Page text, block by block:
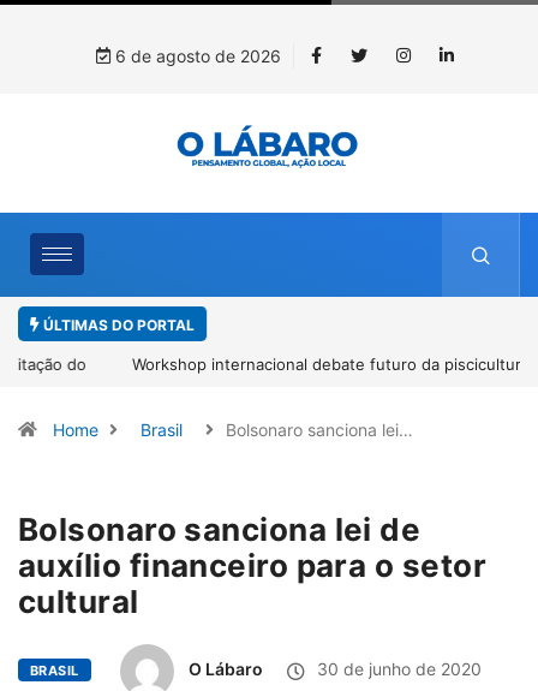
6 de agosto de 2026
ÚLTIMAS DO PORTAL
Workshop internacional debate futuro da piscicultura com
Home Brasil Bolsonaro sanciona lei…
Bolsonaro sanciona lei de
auxílio financeiro para o setor
cultural
BRASIL O Lábaro 30 de junho de 2020